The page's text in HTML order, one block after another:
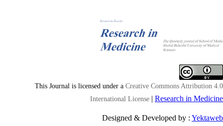
This Journal is licensed under aCreative Commons Attribution
International License|Research in
Designed & Developed by :